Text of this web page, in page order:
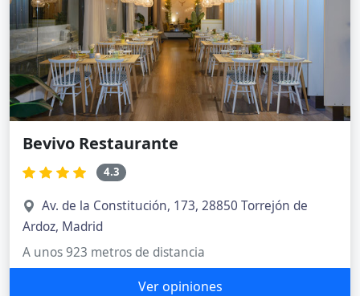
Bevivo Restaurante
4.3
Av. de la Constitución, 173, 28850 Torrejón de
Ardoz, Madrid
A unos 923 metros de distancia
Ver opiniones